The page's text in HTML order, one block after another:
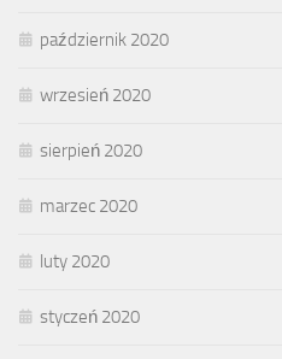
październik 2020
wrzesień 2020
sierpień 2020
marzec 2020
luty 2020
styczeń 2020